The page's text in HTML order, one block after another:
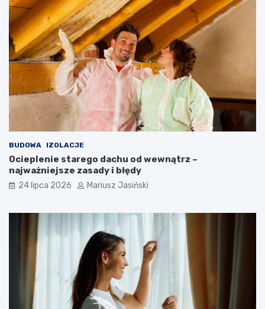
BUDOWA IZOLACJE
Ocieplenie starego dachu od wewnątrz –
najważniejsze zasady i błędy
24 lipca 2026 Mariusz Jasiński